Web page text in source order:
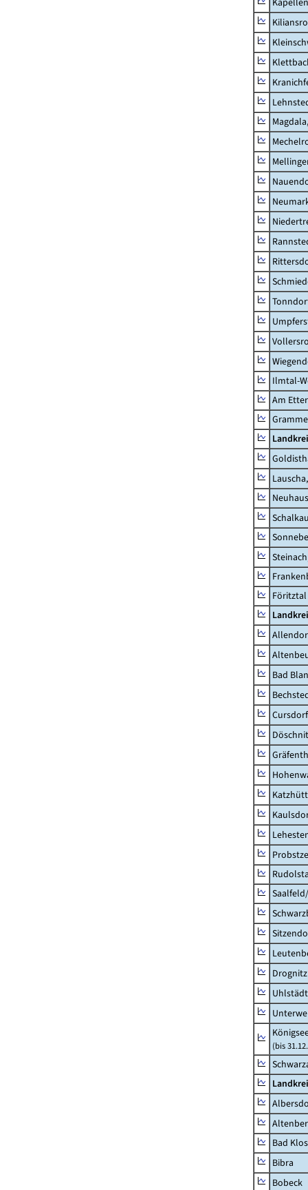
Ilmtal-
Am
Föritztal
Bad
Cursdorf
Drognitz
(bis
Bad
Bibra
Bobeck